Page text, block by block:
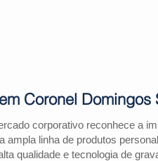
corporativo reconhece a
ampla linha de produtos
qualidade e tecnologia de
Coronel Domingos